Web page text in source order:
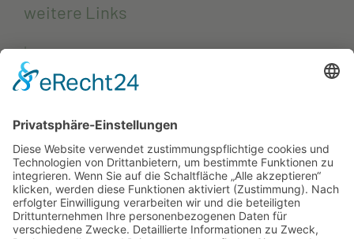
weitere Links
Impressum
Datenschutzerklärung
Projekte
Projekte von Unternehmen